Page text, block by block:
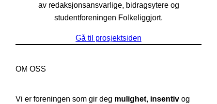
av redaksjonsansvarlige, bidragsytere og
studentforeningen Folkeliggjort.
Gå til prosjektsiden
OM OSS
Vi er foreningen som gir deg mulighet, insentiv og